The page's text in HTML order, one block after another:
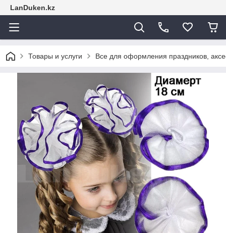
LanDuken.kz
Товары и услуги Все для оформления праздников,